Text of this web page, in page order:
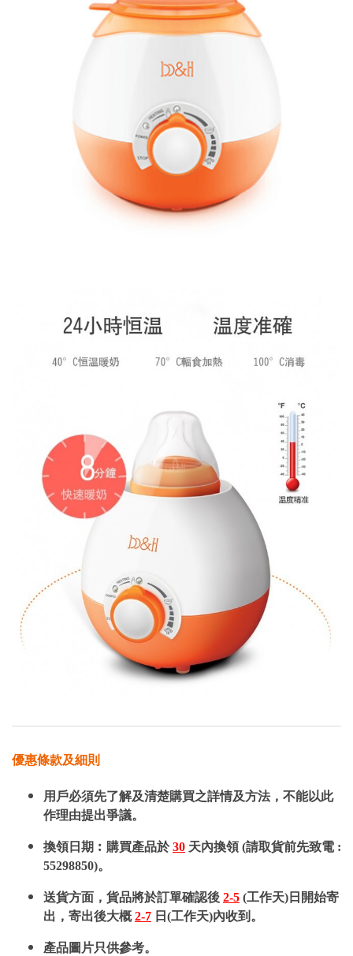
優惠條款及細則
用戶必須先了解及清楚購買之詳情及方法，不能以此
作理由提出爭議。
換領日期︰購買產品於30 天內換領 (請取貨前先致電 :
55298850)。
送貨方面，貨品將於訂單確認後 2-5 (工作天)日開始寄
出，寄出後大概2-7 日(工作天)內收到。
產品圖片只供參考。